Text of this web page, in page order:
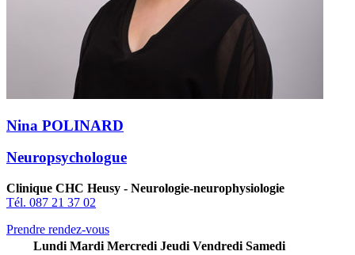
Nina POLINARD
Neuropsychologue
Clinique CHC Heusy - Neurologie-neurophysiologie
Tél. 087 21 37 02
Prendre rendez-vous
Lundi Mardi Mercredi Jeudi Vendredi Samedi